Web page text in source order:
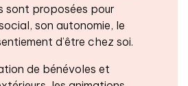
sont proposées pour
son autonomie, le
d’être chez soi.
de bénévoles et